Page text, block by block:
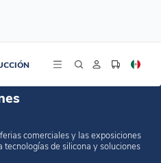
comerciales y las exposiciones
tecnologías de silicona y soluciones